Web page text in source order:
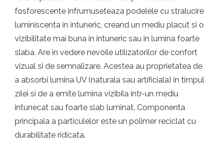
fosforescente infrumuseteaza podelele cu stralucire
luminiscenta in intuneric, creand un mediu placut si o
vizibilitate mai buna in intuneric sau in lumina foarte
slaba. Are in vedere nevoile utilizatorilor de confort
vizual si de semnalizare. Acestea au proprietatea de
a absorbi lumina UV (naturala sau artificiala) in timpul
zilei si de a emite lumina vizibila intr-un mediu
intunecat sau foarte slab luminat. Componenta
principala a particulelor este un polimer reciclat cu
durabilitate ridicata.